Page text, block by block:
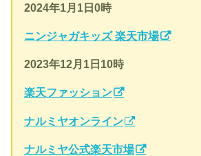
2024年1月1日0時
ニンジャガキッズ 楽天市場
2023年12月1日10時
楽天ファッション
ナルミヤオンライン
ナルミヤ公式楽天市場